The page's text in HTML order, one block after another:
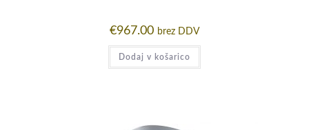
€967.00 brez DDV
Dodaj v košarico